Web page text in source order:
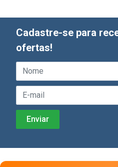
Cadastre-se para
ofertas!